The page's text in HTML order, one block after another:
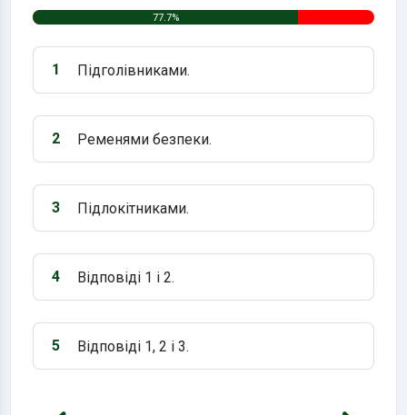
77.7%
Варіант 1:
1 Підголівниками.
Варіант 2:
2 Ременями безпеки.
Варіант 3:
3 Підлокітниками.
Варіант 4:
4 Відповіді 1 і 2.
Варіант 5:
5 Відповіді 1, 2 і 3.